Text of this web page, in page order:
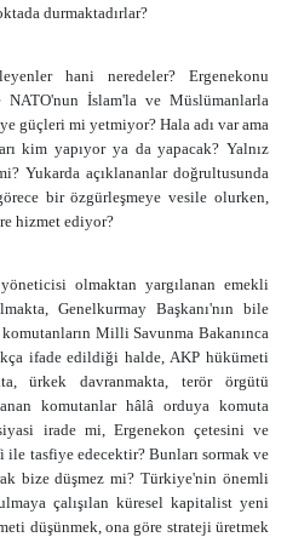
durmaktadırlar?
hani neredeler? Ergenekonu
İslam'la ve Müslümanlarla
güçleri mi yetmiyor? Hala adı var ama
kim yapıyor ya da yapacak? Yalnız
Yukarda açıklananlar doğrultusunda
bir özgürleşmeye vesile olurken,
hizmet ediyor?
olmaktan yargılanan emekli
Genelkurmay Başkanı'nın bile
Milli Savunma Bakanınca
ifade edildiği halde, AKP hükümeti
ürkek davranmakta, terör örgütü
komutanlar hâlâ orduya komuta
irade mi, Ergenekon çetesini ve
tasfiye edecektir? Bunları sormak ve
bize düşmez mi? Türkiye'nin önemli
çalışılan küresel kapitalist yeni
düşünmek, ona göre strateji üretmek